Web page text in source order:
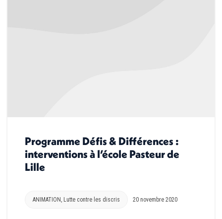
Programme Défis & Différences :
interventions à l’école Pasteur de
Lille
ANIMATION Lutte contre les discris 20 novembre 2020